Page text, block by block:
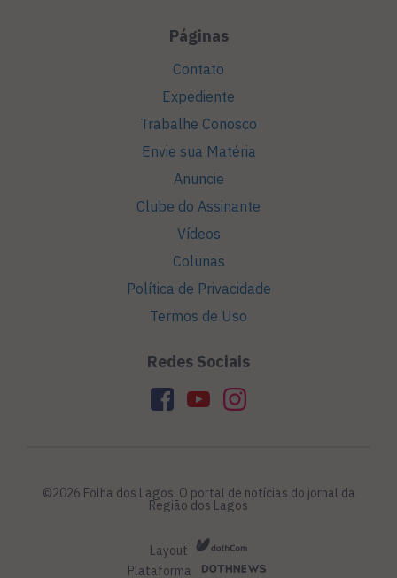
Páginas
Contato
Expediente
Trabalhe Conosco
Envie sua Matéria
Anuncie
Clube do Assinante
Vídeos
Colunas
Política de Privacidade
Termos de Uso
Redes Sociais
©2026 Folha dos Lagos. O portal de notícias do jornal da
Região dos Lagos
Layout
Plataforma